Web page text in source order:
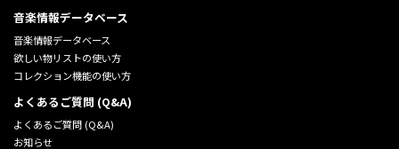
音楽情報データベース
音楽情報データベース
欲しい物リストの使い方
コレクション機能の使い方
よくあるご質問 (Q&A)
よくあるご質問 (Q&A)
お知らせ